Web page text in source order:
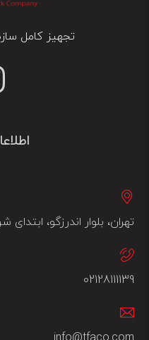
تهران، بلوار اندرزگو،
02128111139
تجهیز کامل